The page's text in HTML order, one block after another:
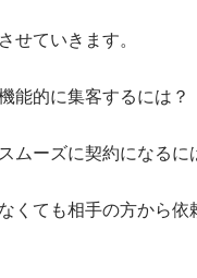
せていきます。
能的に集客するには？
ムーズに契約になるに
くても相手の方から